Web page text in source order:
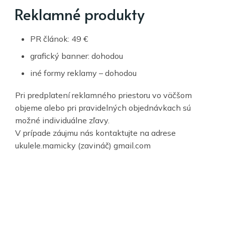
Reklamné produkty
PR článok: 49 €
grafický banner: dohodou
iné formy reklamy – dohodou
Pri predplatení reklamného priestoru vo väčšom
objeme alebo pri pravidelných objednávkach sú
možné individuálne zľavy.
V prípade záujmu nás kontaktujte na adrese
ukulele.mamicky (zavináč) gmail.com